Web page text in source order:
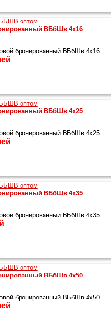
ВБбШв 4х16
бронированный ВБбШв 4х16
ВБбШв 4х25
бронированный ВБбШв 4х25
ВБбШв 4х35
бронированный ВБбШв 4х35
ВБбШв 4х50
бронированный ВБбШв 4х50